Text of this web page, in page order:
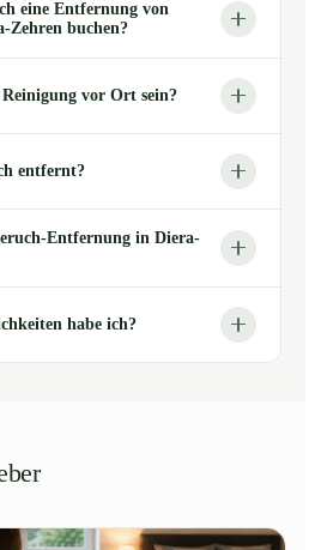
eine Entfernung von
Zehren buchen?
vor Ort sein?
entfernt?
Entfernung in Diera-
habe ich?